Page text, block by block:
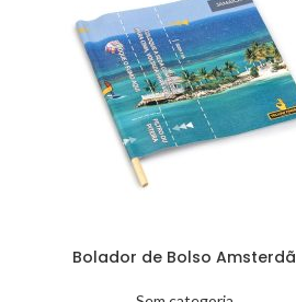
Bolador de Bolso Amsterdã